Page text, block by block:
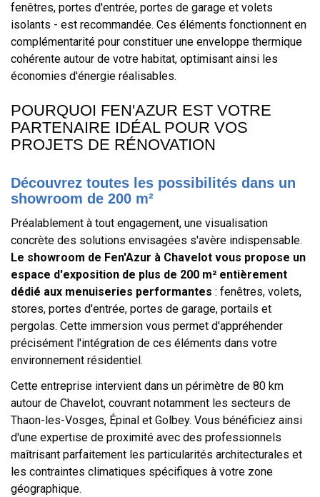
fenêtres, portes d'entrée, portes de garage et volets
isolants - est recommandée. Ces éléments fonctionnent en
complémentarité pour constituer une enveloppe thermique
cohérente autour de votre habitat, optimisant ainsi les
économies d'énergie réalisables.
POURQUOI FEN'AZUR EST VOTRE
PARTENAIRE IDÉAL POUR VOS
PROJETS DE RÉNOVATION
Découvrez toutes les possibilités dans un
showroom de 200 m²
Préalablement à tout engagement, une visualisation
concrète des solutions envisagées s'avère indispensable.
Le showroom de Fen'Azur à Chavelot vous propose un
espace d'exposition de plus de 200 m² entièrement
dédié aux menuiseries performantes : fenêtres, volets,
stores, portes d'entrée, portes de garage, portails et
pergolas. Cette immersion vous permet d'appréhender
précisément l'intégration de ces éléments dans votre
environnement résidentiel.
Cette entreprise intervient dans un périmètre de 80 km
autour de Chavelot, couvrant notamment les secteurs de
Thaon-les-Vosges, Épinal et Golbey. Vous bénéficiez ainsi
d'une expertise de proximité avec des professionnels
maîtrisant parfaitement les particularités architecturales et
les contraintes climatiques spécifiques à votre zone
géographique.